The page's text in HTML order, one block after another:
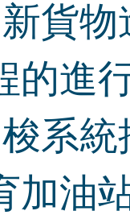
貨
的進
系
加油